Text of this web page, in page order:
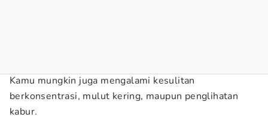
Kamu mungkin juga mengalami kesulitan
berkonsentrasi, mulut kering, maupun penglihatan
kabur.